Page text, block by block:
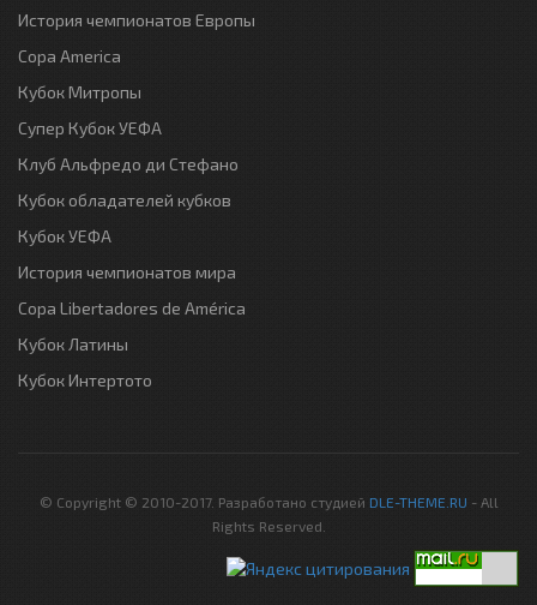
История чемпионатов Европы
Copa America
Кубок Митропы
Супер Кубок УЕФА
Клуб Альфредо ди Стефано
Кубок обладателей кубков
Кубок УЕФА
История чемпионатов мира
Copa Libertadores de América
Кубок Латины
Кубок Интертото
© Copyright © 2010-2017. Разработано студией DLE-THEME.RU - All
Rights Reserved.